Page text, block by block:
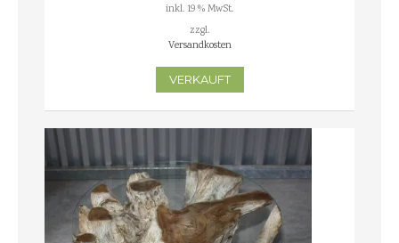
inkl. 19 % MwSt.
zzgl.
Versandkosten
VERKAUFT